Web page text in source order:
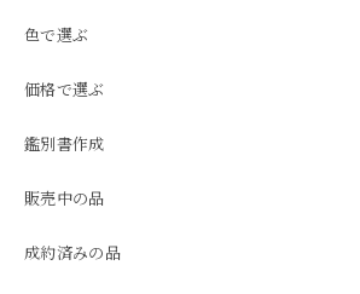
色で選ぶ
価格で選ぶ
鑑別書作成
販売中の品
成約済みの品